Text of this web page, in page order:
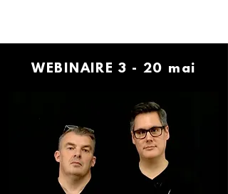
WEBINAIRE 3 - 20 mai